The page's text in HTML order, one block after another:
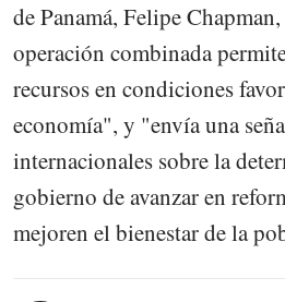
de Panamá, Felipe
operación combinada
recursos en condiciones
economía", y "envía una
internacionales sobre la
gobierno de avanzar en
mejoren el bienestar de la